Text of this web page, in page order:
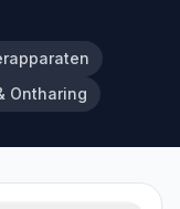
Ontharing